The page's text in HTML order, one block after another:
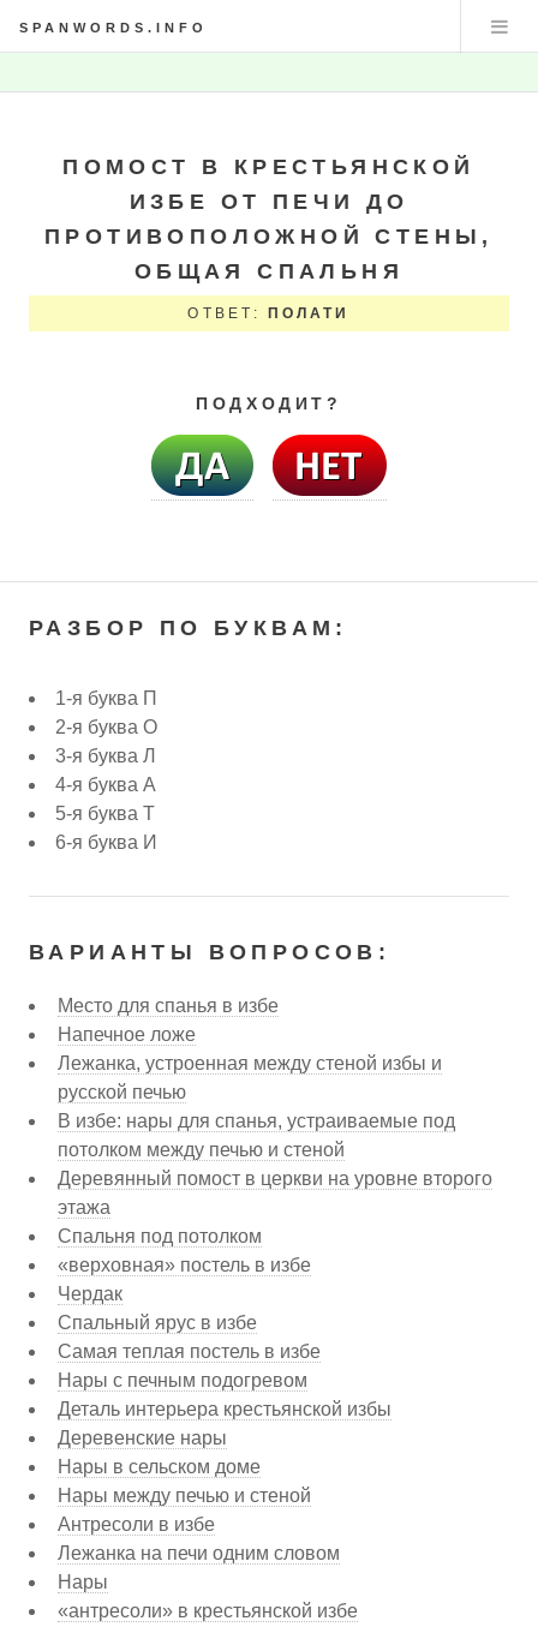
SPANWORDS.INFO
ПОМОСТ В КРЕСТЬЯНСКОЙ
ИЗБЕ ОТ ПЕЧИ ДО
ПРОТИВОПОЛОЖНОЙ СТЕНЫ,
ОБЩАЯ СПАЛЬНЯ
ОТВЕТ: ПОЛАТИ
ПОДХОДИТ?
РАЗБОР ПО БУКВАМ:
1-я буква П
2-я буква О
3-я буква Л
4-я буква А
5-я буква Т
6-я буква И
ВАРИАНТЫ ВОПРОСОВ:
Место для спанья в избе
Напечное ложе
Лежанка, устроенная между стеной избы и
русской печью
В избе: нары для спанья, устраиваемые под
потолком между печью и стеной
Деревянный помост в церкви на уровне второго
этажа
Спальня под потолком
«верховная» постель в избе
Чердак
Спальный ярус в избе
Самая теплая постель в избе
Нары с печным подогревом
Деталь интерьера крестьянской избы
Деревенские нары
Нары в сельском доме
Нары между печью и стеной
Антресоли в избе
Лежанка на печи одним словом
Нары
«антресоли» в крестьянской избе